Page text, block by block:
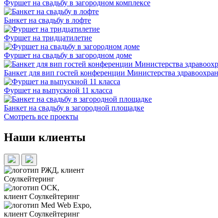
Фуршет на свадьбу в загородном комплексе
Банкет на свадьбу в лофте
Фуршет на тридцатилетие
Фуршет на свадьбу в загородном доме
Банкет для вип гостей конференции Министерства
Фуршет на выпускной 11 класса
Банкет на свадьбу в загородной площадке
Смотреть все проекты
Наши клиенты